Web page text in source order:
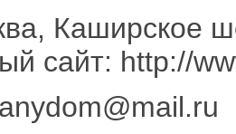
Каширское
сайт: http://